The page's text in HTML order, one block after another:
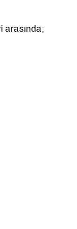
arasında;